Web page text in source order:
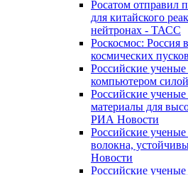
Росатом отправил
для китайского
нейтронах - ТАСС
Роскосмос:
космических
Российские ученые
компьютером
Российские
материалы для
РИА Новости
Российские ученые
волокна,
Новости
Российские